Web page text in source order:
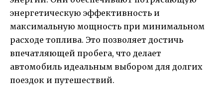
энергетическую эффективность и
максимальную мощность при минимальном
расходе топлива. Это позволяет достичь
впечатляющей пробега, что делает
автомобиль идеальным выбором для долгих
поездок и путешествий.